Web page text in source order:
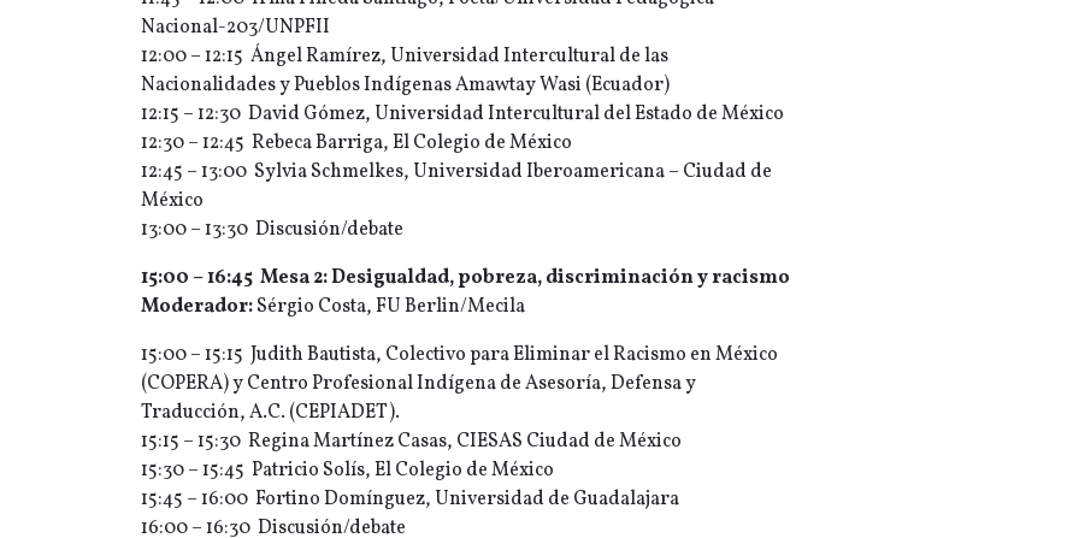
Nacional-203/UNPFII
12:00 – 12:15 Ángel Ramírez, Universidad Intercultural de las
Nacionalidades y Pueblos Indígenas Amawtay Wasi (Ecuador)
12:15 – 12:30 David Gómez, Universidad Intercultural del Estado de México
12:30 – 12:45 Rebeca Barriga, El Colegio de México
12:45 – 13:00 Sylvia Schmelkes, Universidad Iberoamericana – Ciudad de
México
13:00 – 13:30 Discusión/debate
15:00 – 16:45 Mesa 2: Desigualdad, pobreza, discriminación y racismo
Moderador:Sérgio Costa, FU Berlin/Mecila
15:00 – 15:15 Judith Bautista, Colectivo para Eliminar el Racismo en México
(COPERA) y Centro Profesional Indígena de Asesoría, Defensa y
Traducción, A.C. (CEPIADET).
15:15 – 15:30 Regina Martínez Casas, CIESAS Ciudad de México
15:30 – 15:45 Patricio Solís, El Colegio de México
15:45 – 16:00 Fortino Domínguez, Universidad de Guadalajara
16:00 – 16:30 Discusión/debate